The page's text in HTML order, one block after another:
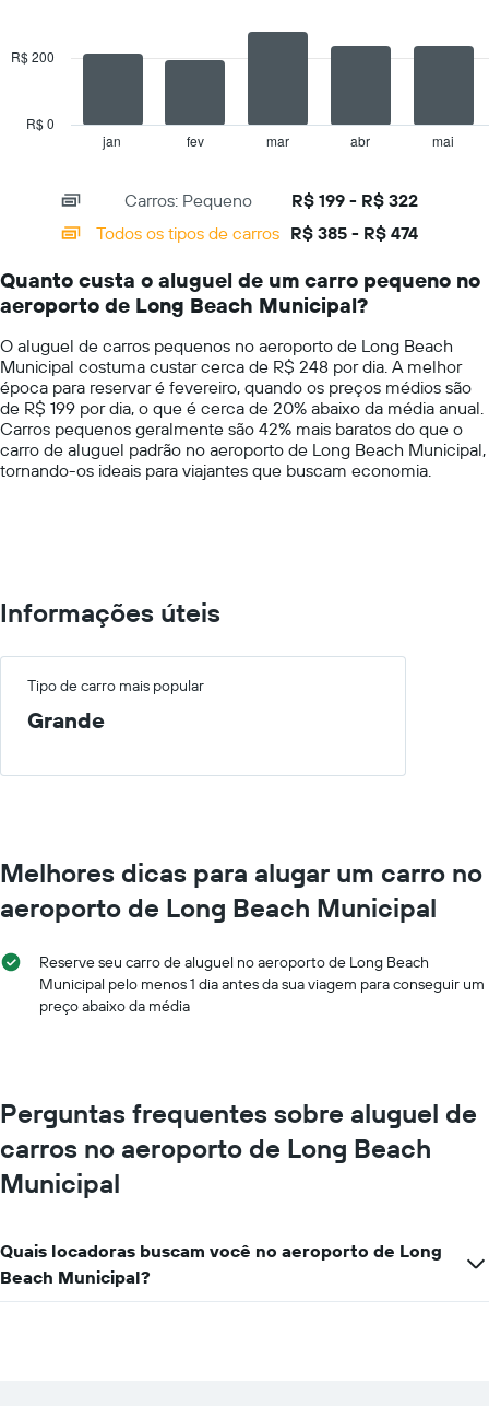
Y
preço
aluguel
carro
as
empresas
displaying
categories.
categories.
The
has
1
Y
axis
displaying
values.
Range:
jan fev mar abr mai
R$ 0
R$ 200
Carros: Pequeno
R$ 199 - R$ 322
Todos os tipos de carros R$ 385 - R$ 474
Quanto custa o aluguel de um carro pequeno no
aeroporto de Long Beach Municipal?
O aluguel de carros pequenos no aeroporto de Long Beach
Municipal costuma custar cerca de R$ 248 por dia. A melhor
época para reservar é fevereiro, quando os preços médios são
de R$ 199 por dia, o que é cerca de 20% abaixo da média anual.
Carros pequenos geralmente são 42% mais baratos do que o
carro de aluguel padrão no aeroporto de Long Beach Municipal,
tornando-os ideais para viajantes que buscam economia.
Informações úteis
Tipo de carro mais popular
Grande
Melhores dicas para alugar um carro no
aeroporto de Long Beach Municipal
Reserve seu carro de aluguel no aeroporto de Long Beach
Municipal pelo menos 1 dia antes da sua viagem para conseguir um
preço abaixo da média
Perguntas frequentes sobre aluguel de
carros no aeroporto de Long Beach
Municipal
Quais locadoras buscam você no aeroporto de Long
Beach Municipal?